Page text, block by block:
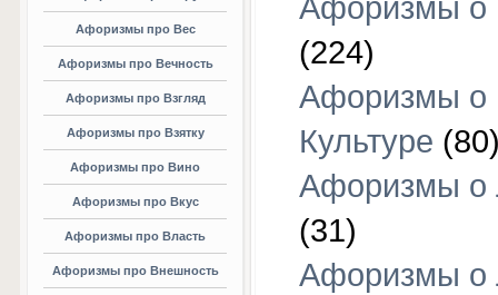
Афоризмы про Вес
Афоризмы про Вечность
Афоризмы про Взгляд
Афоризмы про Взятку
Афоризмы про Вино
Афоризмы про Вкус
Афоризмы про Власть
Афоризмы про Внешность
Афоризмы о
(224)
Афоризмы о
Культуре
Афоризмы о
(31)
Афоризмы о